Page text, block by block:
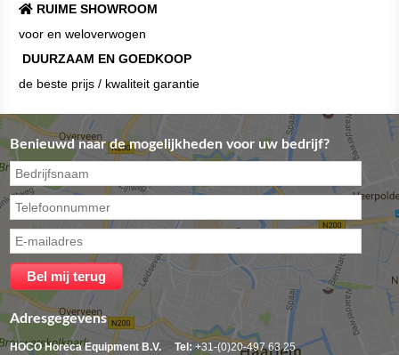
RUIME SHOWROOM
voor en weloverwogen
DUURZAAM EN GOEDKOOP
de beste prijs / kwaliteit garantie
Benieuwd naar de mogelijkheden voor uw bedrijf?
Adresgegevens
HOCO Horeca Equipment B.V.
Tel:+31-(0)20-497 63 25